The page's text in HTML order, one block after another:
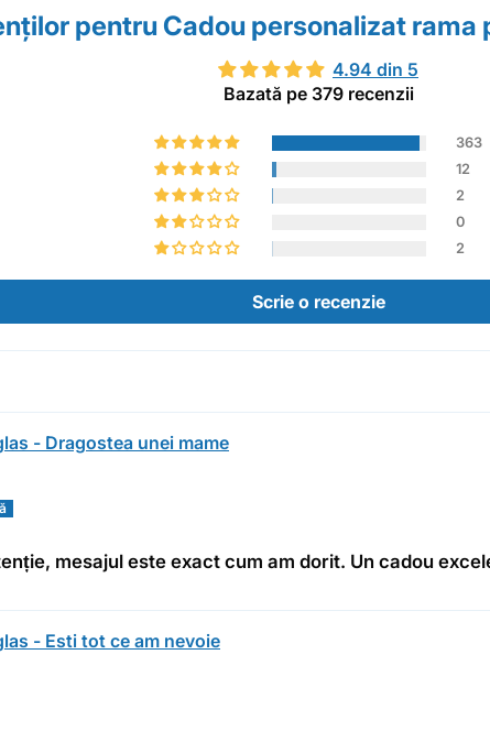
pentru Cadou personalizat
4.94 din 5
Bazată pe 379 recenzii
363
12
2
0
2
Scrie o recenzie
- Dragostea unei mame
mesajul este exact cum am dorit. Un cadou
- Esti tot ce am nevoie